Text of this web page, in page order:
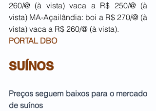
260/@ (à vista) vaca a R$ 250/@ (à
vista) MA-Açailândia: boi a R$ 270/@ (à
vista) vaca a R$ 260/@ (à vista).
PORTAL DBO
SUÍNOS
Preços seguem baixos para o mercado
de suínos